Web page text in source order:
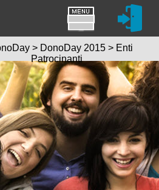
> DonoDay 2015 > Enti
Patrocinanti